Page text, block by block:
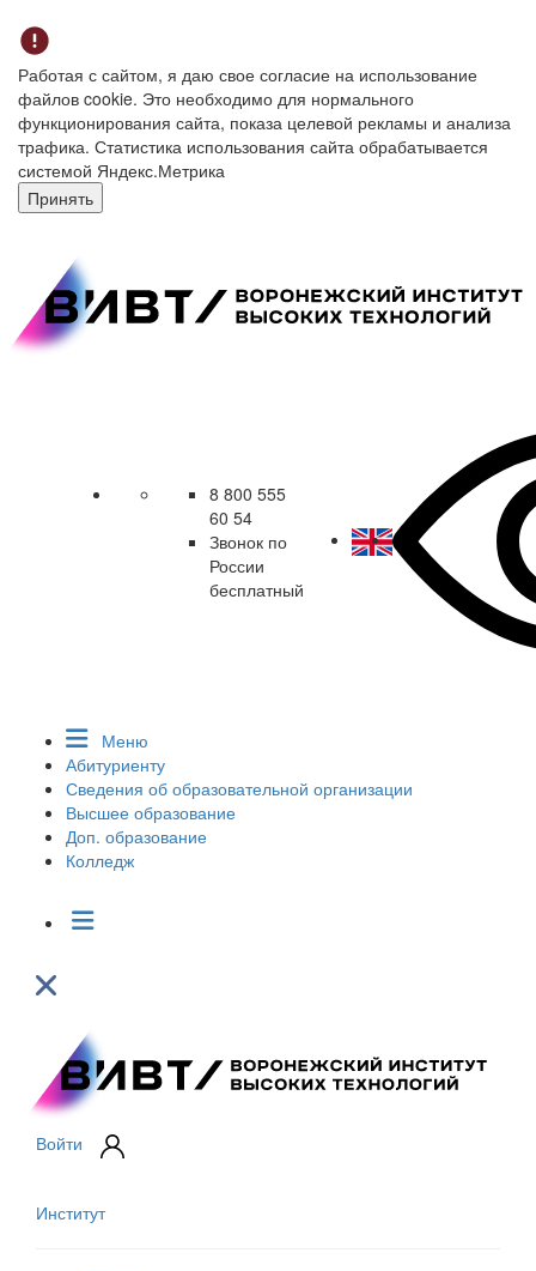
Работая с сайтом, я даю свое согласие на использование
файлов cookie. Это необходимо для нормального
функционирования сайта, показа целевой рекламы и анализа
трафика. Статистика использования сайта обрабатывается
системой Яндекс.Метрика
Принять
8 800 555
60 54
Звонок по
России
бесплатный
Меню
Абитуриенту
Сведения об образовательной организации
Высшее образование
Доп. образование
Колледж
Войти
Институт